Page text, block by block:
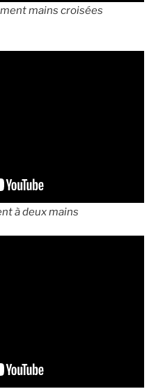
mains croisées
à deux mains